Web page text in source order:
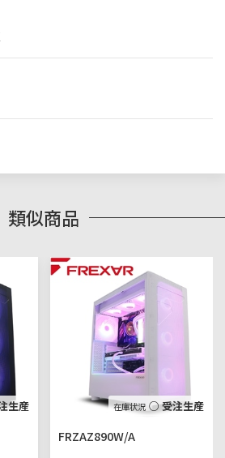
類似商品
生産 ○ 受注生産
FRZAZ890W/A